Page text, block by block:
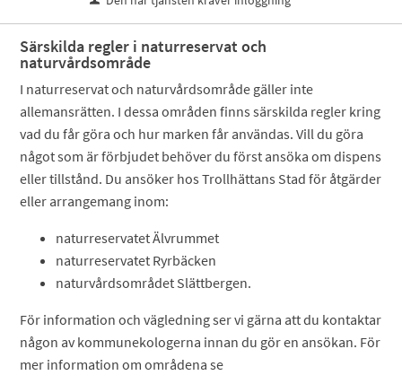
Särskilda regler i naturreservat och
naturvårdsområde
I naturreservat och naturvårdsområde gäller inte
allemansrätten. I dessa områden finns särskilda regler kring
vad du får göra och hur marken får användas. Vill du göra
något som är förbjudet behöver du först ansöka om dispens
eller tillstånd. Du ansöker hos Trollhättans Stad för åtgärder
eller arrangemang inom:
naturreservatet Älvrummet
naturreservatet Ryrbäcken
naturvårdsområdet Slättbergen.
För information och vägledning ser vi gärna att du kontaktar
någon av kommunekologerna innan du gör en ansökan. För
mer information om områdena se